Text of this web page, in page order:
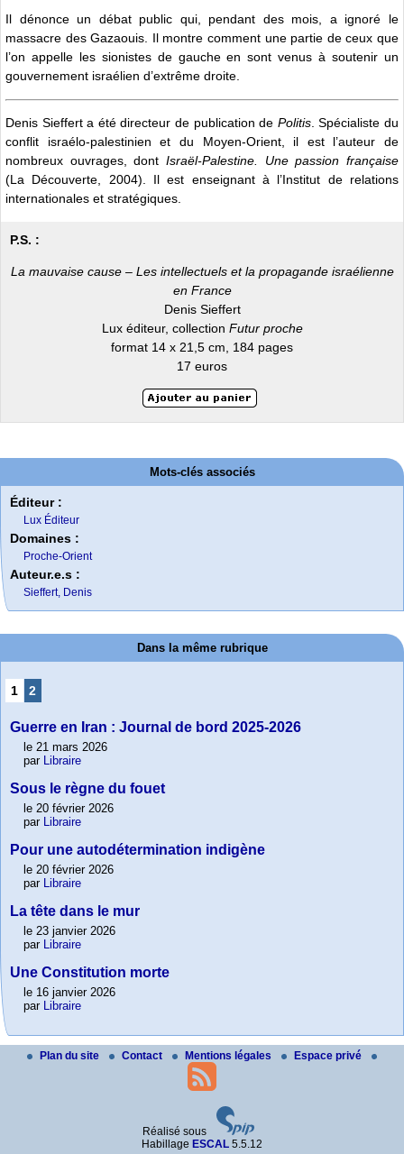
Il dénonce un débat public qui, pendant des mois, a ignoré le
massacre des Gazaouis. Il montre comment une partie de ceux que
l’on appelle les sionistes de gauche en sont venus à soutenir un
gouvernement israélien d’extrême droite.
Denis Sieffert a été directeur de publication de Politis. Spécialiste du
conflit israélo-palestinien et du Moyen-Orient, il est l’auteur de
nombreux ouvrages, dont Israël-Palestine. Une passion française
(La Découverte, 2004). Il est enseignant à l’Institut de relations
internationales et stratégiques.
P.S. :
La mauvaise cause – Les intellectuels et la propagande israélienne
en France
Denis Sieffert
Lux éditeur, collection Futur proche
format 14 x 21,5 cm, 184 pages
17 euros
Mots-clés associés
Éditeur :
Lux Éditeur
Domaines :
Proche-Orient
Auteur.e.s :
Sieffert, Denis
Dans la même rubrique
1 2
Guerre en Iran : Journal de bord 2025-2026
le 21 mars 2026
par Libraire
Sous le règne du fouet
le 20 février 2026
par Libraire
Pour une autodétermination indigène
le 20 février 2026
par Libraire
La tête dans le mur
le 23 janvier 2026
par Libraire
Une Constitution morte
le 16 janvier 2026
par Libraire
Plan du site Contact Mentions légales Espace privé
Réalisé sous
Habillage ESCAL 5.5.12